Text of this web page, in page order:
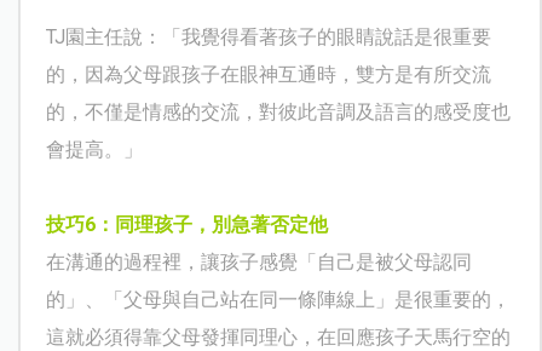
TJ 園主任說：「我覺得看著孩子的眼睛說話是很重要
的，因為父母跟孩子在眼神互通時，雙方是有所交流
的，不僅是情感的交流，對彼此音調及語言的感受度也
會提高。」
技巧6：同理孩子，別急著否定他
在溝通的過程裡，讓孩子感覺「自己是被父母認同
的」、「父母與自己站在同一條陣線上」是很重要的，
這就必須得靠父母發揮同理心，在回應孩子天馬行空的